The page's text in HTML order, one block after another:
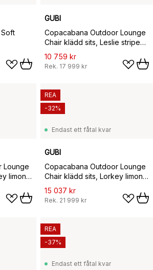
GUBI
Copacabana Outdoor Lounge
Chair klädd sits, Leslie stripe
limonta 020-svarta ben
10 759 kr
Rek. 17 999 kr
Lounge
limonta
Endast ett fåtal kvar
GUBI
Copacabana Outdoor Lounge
Chair klädd sits, Lorkey limonta
44-international orange
15 037 kr
Rek. 21 999 kr
REA
-32%
Endast ett fåtal kvar
REA
-37%